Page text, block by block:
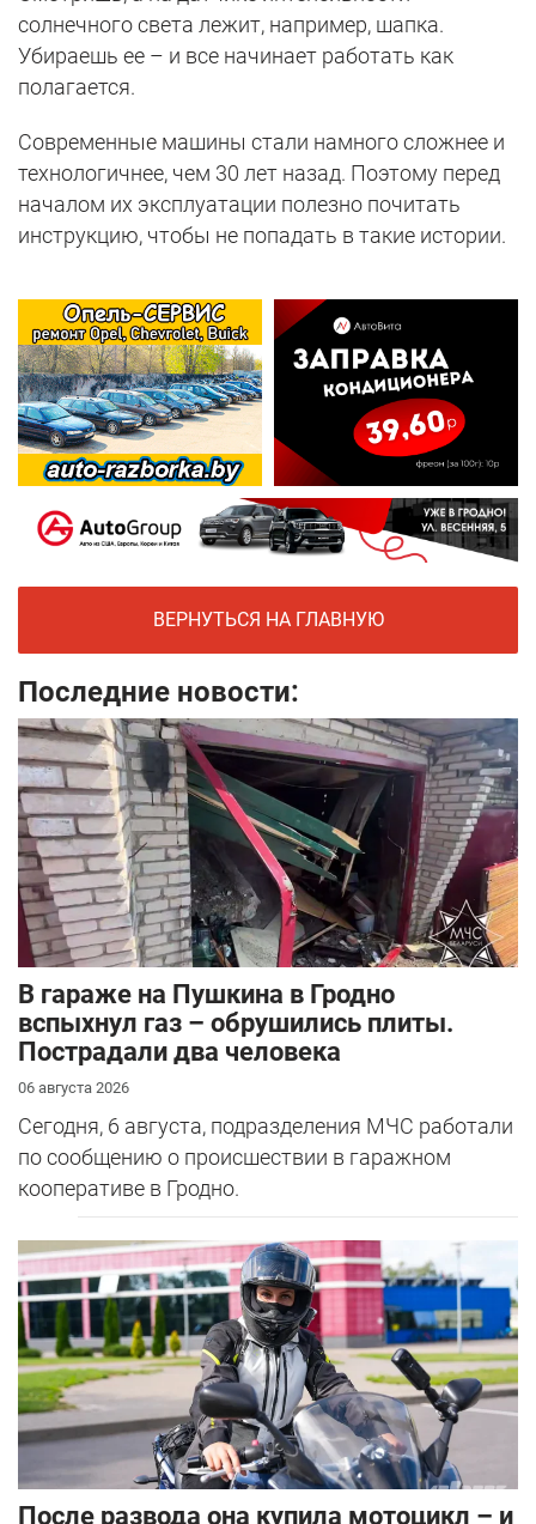
солнечного света лежит, например, шапка.
Убираешь ее – и все начинает работать как
полагается.
Современные машины стали намного сложнее и
технологичнее, чем 30 лет назад. Поэтому перед
началом их эксплуатации полезно почитать
инструкцию, чтобы не попадать в такие истории.
ВЕРНУТЬСЯ НА ГЛАВНУЮ
Последние новости:
В гараже на Пушкина в Гродно
вспыхнул газ – обрушились плиты.
Пострадали два человека
06 августа 2026
Сегодня, 6 августа, подразделения МЧС работали
по сообщению о происшествии в гаражном
кооперативе в Гродно.
После развода она купила мотоцикл – и